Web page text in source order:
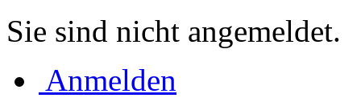
Sie sind nicht angemeldet.
Anmelden